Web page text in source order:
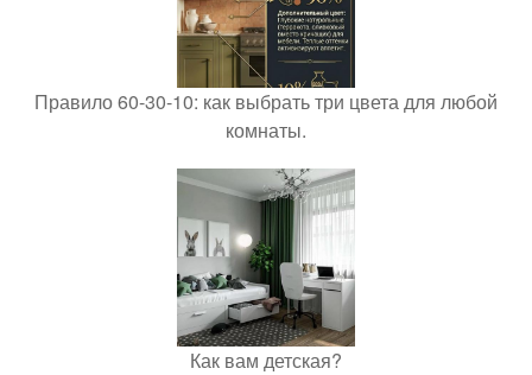
Правило 60-30-10: как выбрать три цвета для любой
комнаты.
Как вам детская?